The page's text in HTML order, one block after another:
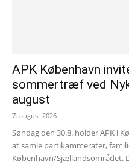
APK København
sommertræf ved
august
7. august 2026
Søndag den 30.8. holder APK i
at samle partikammerater,
København/Sjællandsområdet.